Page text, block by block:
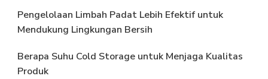
Pengelolaan Limbah Padat Lebih Efektif untuk
Mendukung Lingkungan Bersih
Berapa Suhu Cold Storage untuk Menjaga Kualitas
Produk